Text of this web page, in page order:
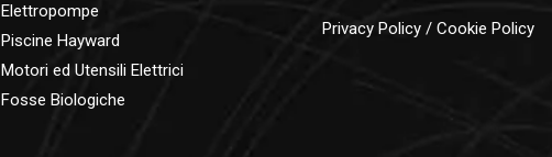
Elettropompe
Piscine Hayward
Motori ed Utensili Elettrici
Fosse Biologiche
Privacy Policy / Cookie Policy